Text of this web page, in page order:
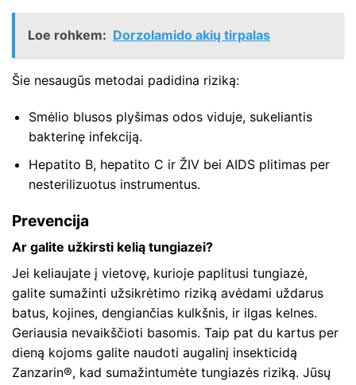
Loe rohkem: Dorzolamido akių tirpalas
Šie nesaugūs metodai padidina riziką:
Smėlio blusos plyšimas odos viduje, sukeliantis
bakterinę infekciją.
Hepatito B, hepatito C ir ŽIV bei AIDS plitimas per
nesterilizuotus instrumentus.
Prevencija
Ar galite užkirsti kelią tungiazei?
Jei keliaujate į vietovę, kurioje paplitusi tungiazė,
galite sumažinti užsikrėtimo riziką avėdami uždarus
batus, kojines, dengiančias kulkšnis, ir ilgas kelnes.
Geriausia nevaikščioti basomis. Taip pat du kartus per
dieną kojoms galite naudoti augalinį insekticidą
Zanzarin®, kad sumažintumėte tungiazės riziką. Jūsų